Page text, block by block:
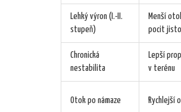
Lehký výron (I.-II.
stupeň)
Menší
pocit
Chronická
nestabilita
Lepší
v terénu
Otok po námaze Rychlejší